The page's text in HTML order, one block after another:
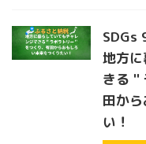
SDGs
地方
きる
田か
い！